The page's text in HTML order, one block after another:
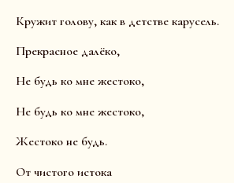
Кружит голову, как в детстве карусель.
Прекрасное далëко,
Не будь ко мне жестоко,
Не будь ко мне жестоко,
Жестоко не будь.
От чистого истока